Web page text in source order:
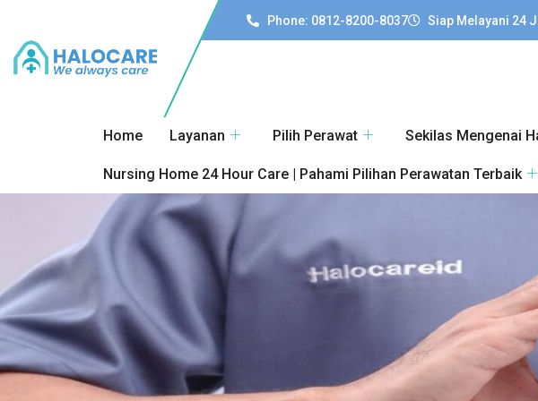
Phone: 0812-8200-8037 Siap Melayani 24
Home Layanan Pilih Perawat Sekilas Mengenai
Nursing Home 24 Hour Care | Pahami Pilihan Perawatan Terbaik